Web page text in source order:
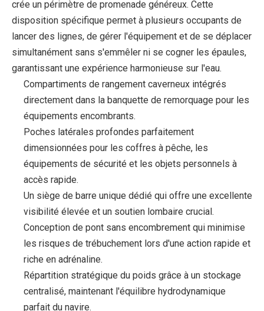
crée un périmètre de promenade généreux. Cette
disposition spécifique permet à plusieurs occupants de
lancer des lignes, de gérer l'équipement et de se déplacer
simultanément sans s'emmêler ni se cogner les épaules,
garantissant une expérience harmonieuse sur l'eau.
Compartiments de rangement caverneux intégrés
directement dans la banquette de remorquage pour les
équipements encombrants.
Poches latérales profondes parfaitement
dimensionnées pour les coffres à pêche, les
équipements de sécurité et les objets personnels à
accès rapide.
Un siège de barre unique dédié qui offre une excellente
visibilité élevée et un soutien lombaire crucial.
Conception de pont sans encombrement qui minimise
les risques de trébuchement lors d'une action rapide et
riche en adrénaline.
Répartition stratégique du poids grâce à un stockage
centralisé, maintenant l'équilibre hydrodynamique
parfait du navire.